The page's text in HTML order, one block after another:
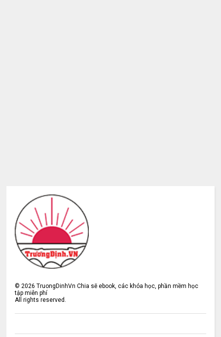
©2026 TruongDinhVn Chia sẽ ebook, các khóa học, phần mềm học
tập miễn phí
All rights reserved.